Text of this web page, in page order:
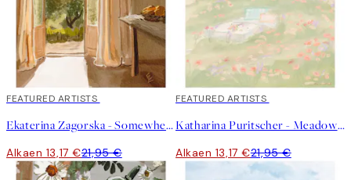
40%*
FEATURED ARTISTS
Ekaterina Zagorska - Somewhere I Want to Be Juliste
Alkaen 13,17 €21,95 €
40%*
FEATURED ARTISTS
Katharina Puritscher - Meadow Juliste
Alkaen 13,17 €21,95 €